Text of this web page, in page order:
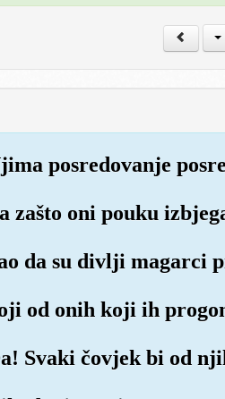
posredovanje
zašto oni pouku
da su divlji magarci
od onih koji ih
Svaki čovjek bi od